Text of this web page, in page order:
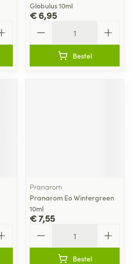
Globulus 10ml
€ 6,95
Bestel
Pranarom
Pranarom Eo Wintergreen
10ml
€ 7,55
Bestel